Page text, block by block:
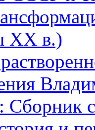
ХХ в.)
Сборник